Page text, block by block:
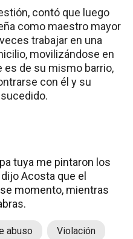
contó que luego
como maestro mayor
trabajar en una
movilizándose en
es de su mismo barrio,
con él y su
tuya me pintaron los
Acosta que el
momento, mientras
abuso Violación